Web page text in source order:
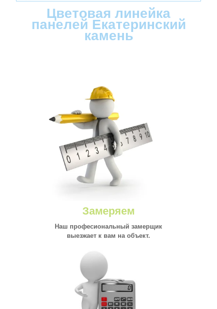
Цветовая линейка
панелей Екатеринский
камень
Замеряем
Наш професиональный замерщик
выезжает к вам на объект.